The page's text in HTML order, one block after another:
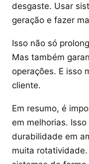
desgaste. Usar
geração e fazer
Isso não só
Mas também
operações. E isso
cliente.
Em resumo, é
em melhorias.
durabilidade em
muita